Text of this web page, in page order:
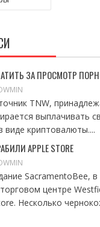
ЗА ПРОСМОТР
TNW,
выплачивать
виде криптовалюты....
APPLE STORE
SacramentoBee, в
центре
Несколько